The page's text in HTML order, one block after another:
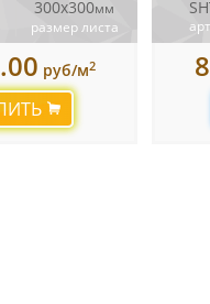
300x300мм
размер листа
руб/м2